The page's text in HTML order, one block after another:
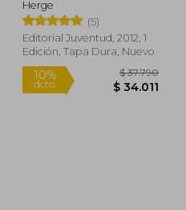
6%
dcto. $
Herge
(5)
Editorial Juventud, 2012, 1
Edición, Tapa Dura, Nuevo